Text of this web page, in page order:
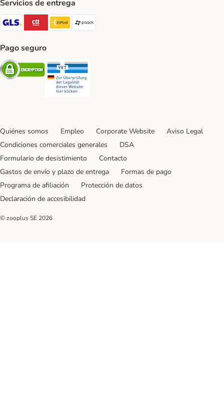
Servicios de entrega
GLS Shipping Method
CTTExpress Shipping Method
InPost Shipping Method
paack Shipping Method
Pago seguro
Security
Quiénes somos Empleo Corporate Website
Aviso Legal
Condiciones comerciales generales
DSA
Formulario de desistimiento
Contacto
Gastos de envío y plazo de entrega
Formas de pago
Programa de afiliación
Protección de datos
Declaración de accesibilidad
© zooplus SE 2026